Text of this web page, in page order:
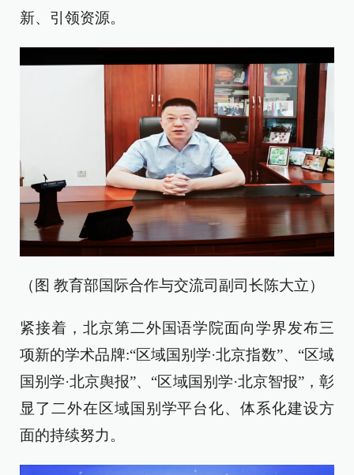
新、引领资源。
（图 教育部国际合作与交流司副司长陈大立）
紧接着，北京第二外国语学院面向学界发布三
项新的学术品牌:“区域国别学·北京指数”、“区域
国别学·北京舆报”、“区域国别学·北京智报”，彰
显了二外在区域国别学平台化、体系化建设方
面的持续努力。